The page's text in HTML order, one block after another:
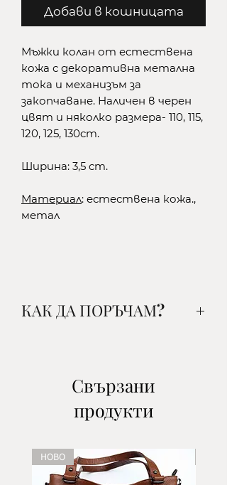
Добави в кошницата
Мъжки колан от естествена
кожа с декоративна метална
тока и механизъм за
закопчаване. Наличен в черен
цвят и няколко размера- 110, 115,
120, 125, 130cm.
Ширина: 3,5 cm.
Материал: естествена кожа.,
метал
КАК ДА ПОРЪЧАМ?
-до офис на ЕКОНТ- наложен
-до офис на СПИДИ- наложен
платеж/поема се от клиента/
-с куриер на ЕКОНТ- наложен
Свързани
продукти
НОВО